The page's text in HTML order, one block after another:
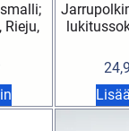
Rieju,